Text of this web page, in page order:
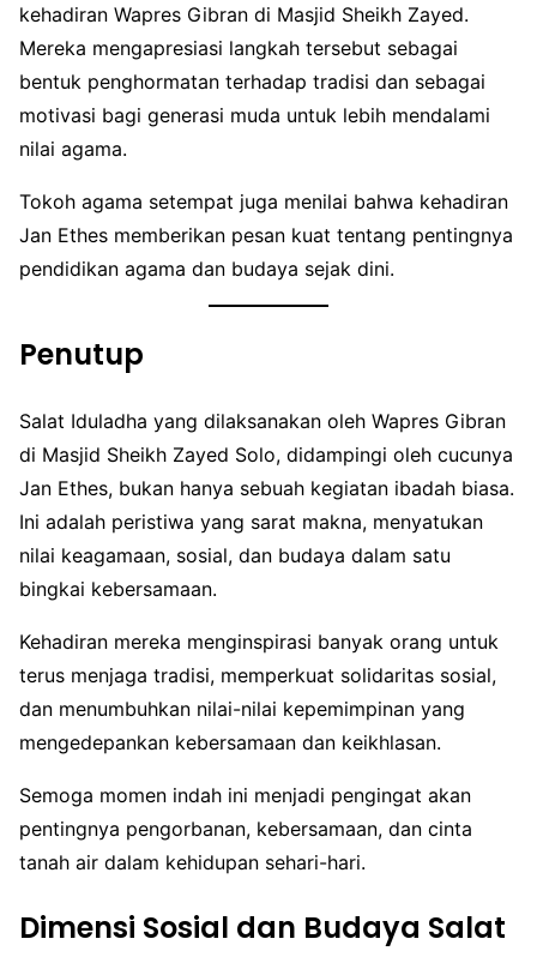
kehadiran Wapres Gibran di Masjid Sheikh Zayed.
Mereka mengapresiasi langkah tersebut sebagai
bentuk penghormatan terhadap tradisi dan sebagai
motivasi bagi generasi muda untuk lebih mendalami
nilai agama.
Tokoh agama setempat juga menilai bahwa kehadiran
Jan Ethes memberikan pesan kuat tentang pentingnya
pendidikan agama dan budaya sejak dini.
Penutup
Salat Iduladha yang dilaksanakan oleh Wapres Gibran
di Masjid Sheikh Zayed Solo, didampingi oleh cucunya
Jan Ethes, bukan hanya sebuah kegiatan ibadah biasa.
Ini adalah peristiwa yang sarat makna, menyatukan
nilai keagamaan, sosial, dan budaya dalam satu
bingkai kebersamaan.
Kehadiran mereka menginspirasi banyak orang untuk
terus menjaga tradisi, memperkuat solidaritas sosial,
dan menumbuhkan nilai-nilai kepemimpinan yang
mengedepankan kebersamaan dan keikhlasan.
Semoga momen indah ini menjadi pengingat akan
pentingnya pengorbanan, kebersamaan, dan cinta
tanah air dalam kehidupan sehari-hari.
Dimensi Sosial dan Budaya Salat